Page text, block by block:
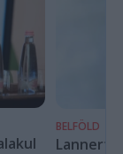
BELFÖLD
Lannert